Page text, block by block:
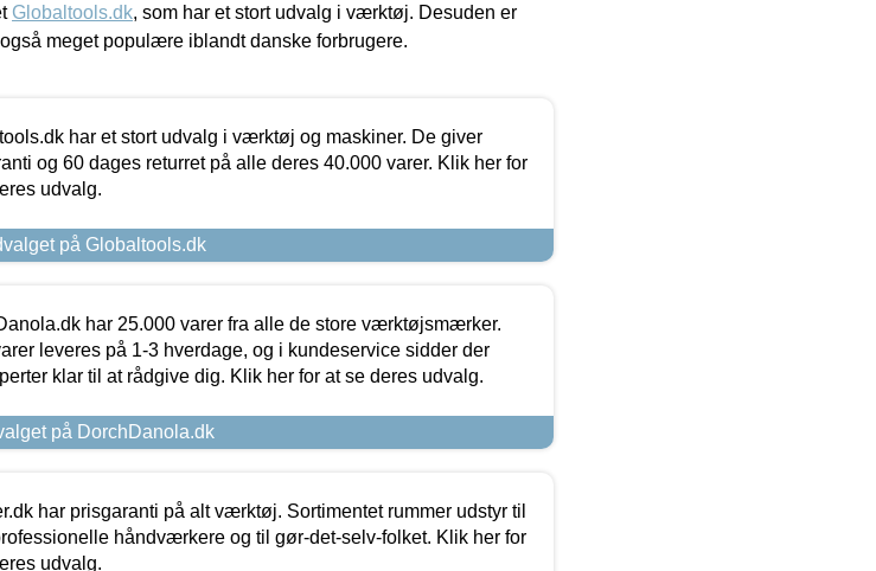
Globaltools.dk, som har et stort udvalg i værktøj. Desuden er
også meget populære iblandt danske forbrugere.
har et stort udvalg i værktøj og maskiner. De giver
og 60 dages returret på alle deres 40.000 varer. Klik her for
udvalg.
på Globaltools.dk
har 25.000 varer fra alle de store værktøjsmærker.
leveres på 1-3 hverdage, og i kundeservice sidder der
klar til at rådgive dig. Klik her for at se deres udvalg.
på DorchDanola.dk
har prisgaranti på alt værktøj. Sortimentet rummer udstyr til
håndværkere og til gør-det-selv-folket. Klik her for
udvalg.